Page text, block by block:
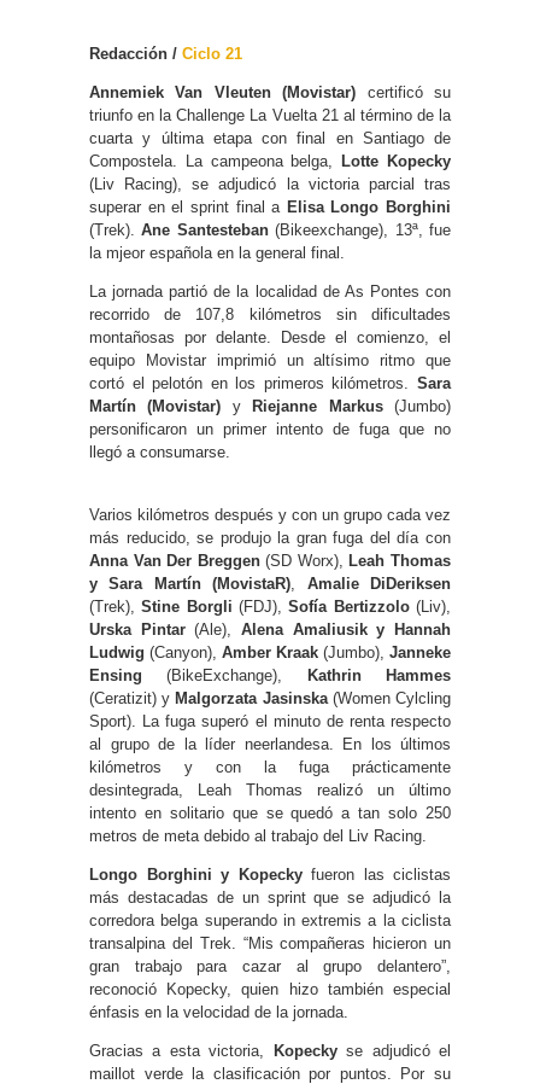
Redacción / Ciclo 21
Annemiek Van Vleuten (Movistar) certificó su
triunfo en la Challenge La Vuelta 21 al término de la
cuarta y última etapa con final en Santiago de
Compostela. La campeona belga,
Lotte Kopecky
(Liv Racing), se adjudicó la victoria parcial tras
superar en el sprint final a Elisa Longo Borghini
(Trek).Ane Santesteban(Bikeexchange), 13ª, fue
la mjeor española en la general final.
La jornada partió de la localidad de As Pontes con
recorrido de 107,8 kilómetros sin dificultades
montañosas por delante. Desde el comienzo, el
equipo Movistar imprimió un altísimo ritmo que
cortó el pelotón en los primeros kilómetros. Sara
Martín (Movistar) y Riejanne Markus(Jumbo)
personificaron un primer intento de fuga que no
llegó a consumarse.
Varios kilómetros después y con un grupo cada vez
más reducido, se produjo la gran fuga del día con
Anna Van Der Breggen(SD Worx), Leah Thomas
y Sara Martín (MovistaR), Amalie DiDeriksen
(Trek),Stine Borgli (FDJ),Sofía Bertizzolo(Liv),
Urska Pintar(Ale),Alena Amaliusik y Hannah
Ludwig (Canyon), Amber Kraak (Jumbo), Janneke
Ensing (BikeExchange),
Kathrin Hammes
(Ceratizit) y Malgorzata Jasinska(Women Cylcling
Sport). La fuga superó el minuto de renta respecto
al grupo de la líder neerlandesa. En los últimos
kilómetros y con la fuga prácticamente
desintegrada, Leah Thomas realizó un último
intento en solitario que se quedó a tan solo 250
metros de meta debido al trabajo del Liv Racing.
Longo Borghini y Kopeckyfueron las ciclistas
más destacadas de un sprint que se adjudicó la
corredora belga superando in extremis a la ciclista
transalpina del Trek. “Mis compañeras hicieron un
gran trabajo para cazar al grupo delantero”,
reconoció Kopecky, quien hizo también especial
énfasis en la velocidad de la jornada.
Gracias a esta victoria, Kopeckyse adjudicó el
maillot verde la clasificación por puntos. Por su